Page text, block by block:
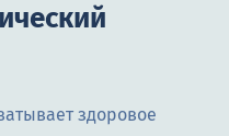
здоровое